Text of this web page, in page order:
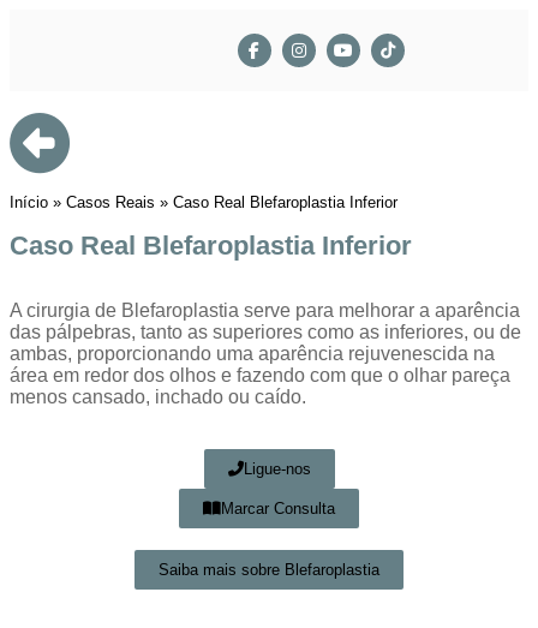
Início » Casos Reais » Caso Real Blefaroplastia Inferior
Caso Real Blefaroplastia Inferior
A cirurgia de Blefaroplastia serve para melhorar a aparência
das pálpebras, tanto as superiores como as inferiores, ou de
ambas, proporcionando uma aparência rejuvenescida na
área em redor dos olhos e fazendo com que o olhar pareça
menos cansado, inchado ou caído.
Ligue-nos
Marcar Consulta
Saiba mais sobre Blefaroplastia